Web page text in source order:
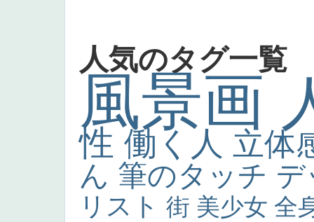
人気のタグ一覧
風景画
性 働く人 立体
ん 筆のタッチ
リスト 街 美少女 全